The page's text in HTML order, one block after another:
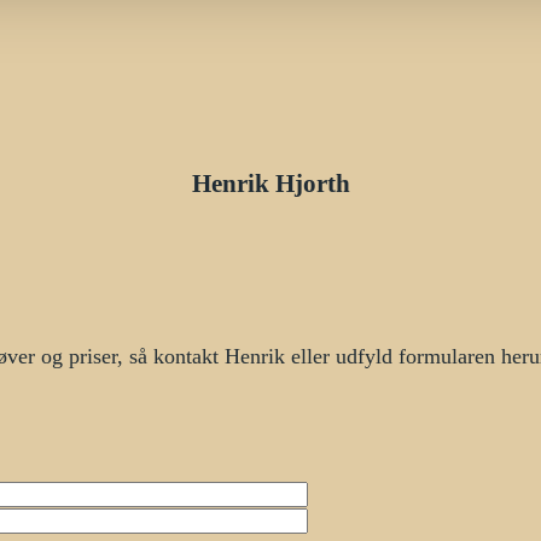
Henrik Hjorth
og priser, så kontakt Henrik eller udfyld formularen